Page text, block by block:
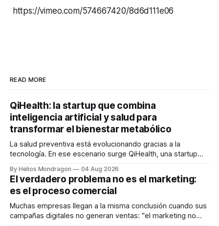
https://vimeo.com/574667420/8d6d111e06
READ MORE
QiHealth: la startup que combina
inteligencia artificial y salud para
transformar el bienestar metabólico
La salud preventiva está evolucionando gracias a la
tecnología. En ese escenario surge QiHealth, una startup
dispositivos inteligentes, inteligencia artificial y monitoreo
en tiempo real para ayudar a las personas a tomar mejores
decisiones sobre su salud metabólica. Su propuesta busca
responder
By Helios Mondragon 04 Aug 2026
El verdadero problema no es el marketing:
es el proceso comercial
Muchas empresas llegan a la misma conclusión cuando sus
campañas digitales no generan ventas: "el marketing no